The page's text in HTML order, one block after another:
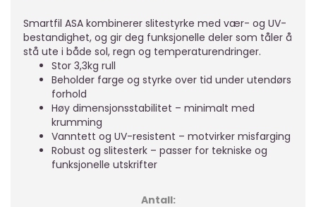
Smartfil ASA kombinerer slitestyrke med vær- og UV-
bestandighet, og gir deg funksjonelle deler som tåler å
stå ute i både sol, regn og temperaturendringer.
Stor 3,3kg rull
Beholder farge og styrke over tid under utendørs
forhold
Høy dimensjonsstabilitet – minimalt med
krumming
Vanntett og UV-resistent – motvirker misfarging
Robust og slitesterk – passer for tekniske og
funksjonelle utskrifter
Antall: